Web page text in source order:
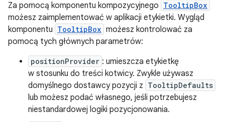
Za pomocą komponentu kompozycyjnego TooltipBox
możesz zaimplementować w aplikacji etykietki. Wygląd
komponentu TooltipBox możesz kontrolować za
pomocą tych głównych parametrów:
positionProvider : umieszcza etykietkę
w stosunku do treści kotwicy. Zwykle używasz
domyślnego dostawcy pozycji z TooltipDefaults
lub możesz podać własnego, jeśli potrzebujesz
niestandardowej logiki pozycjonowania.